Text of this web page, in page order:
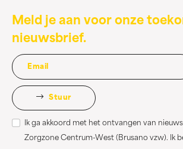
Meld je aan voor onze
nieuwsbrief.
Stuur
Ik ga akkoord met het ontvangen van
Zorgzone Centrum-West (Brusano vzw). Ik